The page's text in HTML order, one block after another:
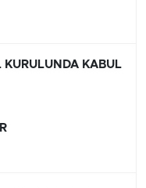
KURULUNDA KABUL